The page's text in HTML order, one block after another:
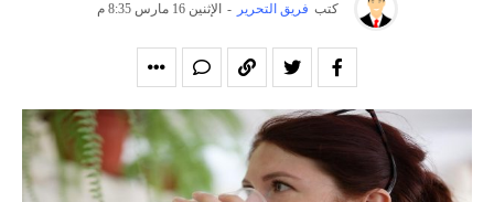
كتب فريق التحرير - الإثنين 16 مارس 8:35 م